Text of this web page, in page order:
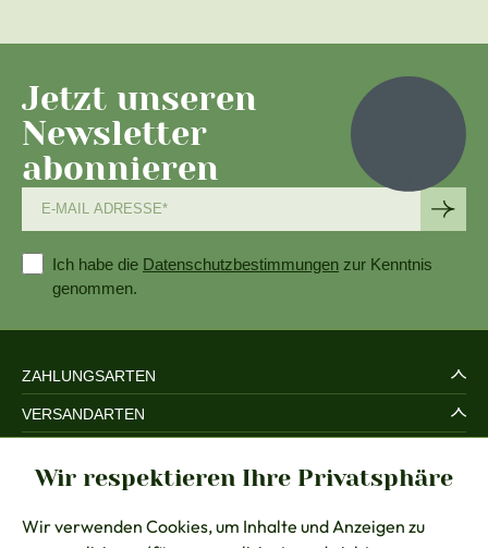
Jetzt unseren
Newsletter
abonnieren
Ich habe die Datenschutzbestimmungen zur Kenntnis
genommen.
ZAHLUNGSARTEN
VERSANDARTEN
RECHTLICHES
BERATUNG
Wir respektieren Ihre Privatsphäre
Wir verwenden Cookies, um Inhalte und Anzeigen zu